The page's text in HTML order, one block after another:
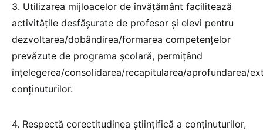
3. Utilizarea mijloacelor de învățământ facilitează
activitățile desfășurate de profesor și elevi pentru
dezvoltarea/dobândirea/formarea competențelor
prevăzute de programa școlară, permițând
înțelegerea/consolidarea/recapitularea/aprofundarea/
conținuturilor.
4. Respectă corectitudinea științifică a conținuturilor,